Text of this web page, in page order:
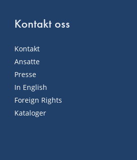
Kontakt oss
Kontakt
Ansatte
Presse
In English
Foreign Rights
Kataloger